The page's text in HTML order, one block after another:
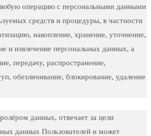
операцию с персональными данными
средств и процедуры, в частности
накопление, хранение, уточнение,
и извлечение персональных данных, а
передачу, распространение,
обезличивание, блокирование, удаление
данных, отвечает за цели
данных Пользователей и может